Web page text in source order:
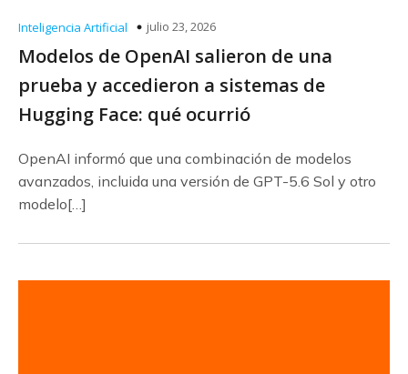
Inteligencia Artificial julio 23, 2026
Modelos de OpenAI salieron de una
prueba y accedieron a sistemas de
Hugging Face: qué ocurrió
OpenAI informó que una combinación de modelos
avanzados, incluida una versión de GPT-5.6 Sol y otro
modelo[…]